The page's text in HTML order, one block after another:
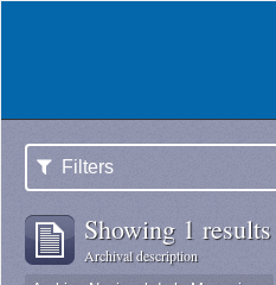
Filters
Showing 1 results
Archival description